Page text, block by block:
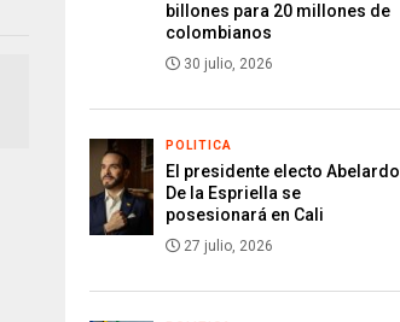
billones para 20 millones de
colombianos
30 julio, 2026
POLITICA
El presidente electo Abelardo
De la Espriella se
posesionará en Cali
27 julio, 2026